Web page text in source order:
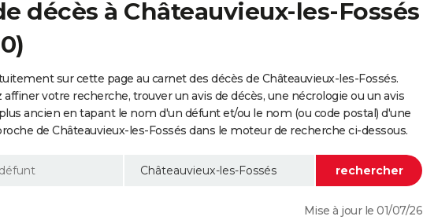
décès à Châteauvieux-les-Fossés
sur cette page au carnet des décès de Châteauvieux-les-Fossés.
affiner votre recherche, trouver un avis de décès, une nécrologie ou un avis
ancien en tapant le nom d'un défunt et/ou le nom (ou code postal) d'une
de Châteauvieux-les-Fossés dans le moteur de recherche ci-dessous.
Mise à jour le 01/07/26